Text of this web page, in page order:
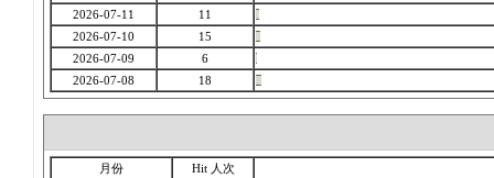
2026-07-11
11
2026-07-10
15
2026-07-09
6
2026-07-08
18
月份
Hit 人次